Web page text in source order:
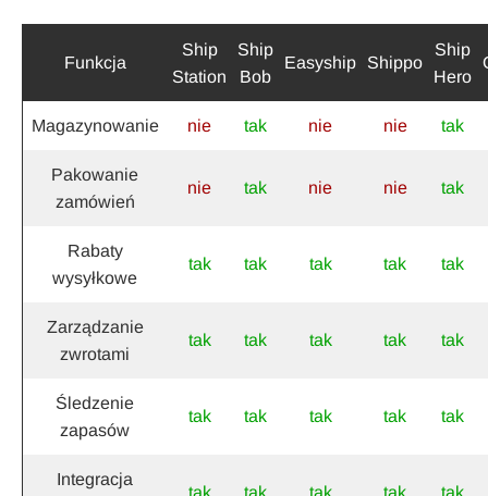
Funkcja
Ship
Station
Ship
Bob
Easyship Shippo
Ship
Hero
Magazynowanie nie tak nie nie tak
Pakowanie
zamówień
nie tak nie nie tak
Rabaty
wysyłkowe
tak tak tak tak tak
Zarządzanie
zwrotami
tak tak tak tak tak
Śledzenie
zapasów
tak tak tak tak tak
Integracja